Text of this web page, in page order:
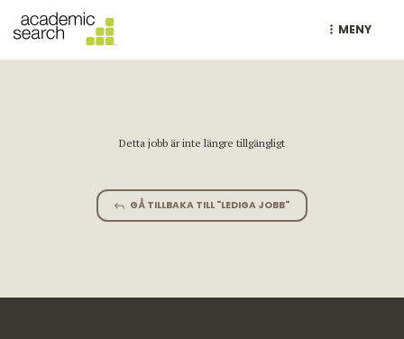
MENY
Detta jobb är inte längre tillgängligt
GÅ TILLBAKA TILL "LEDIGA JOBB"